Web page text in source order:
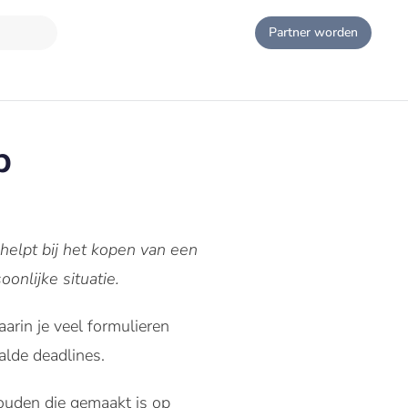
Partner worden
bij het kopen van een
situatie.
je veel formulieren
deadlines.
die gemaakt is op